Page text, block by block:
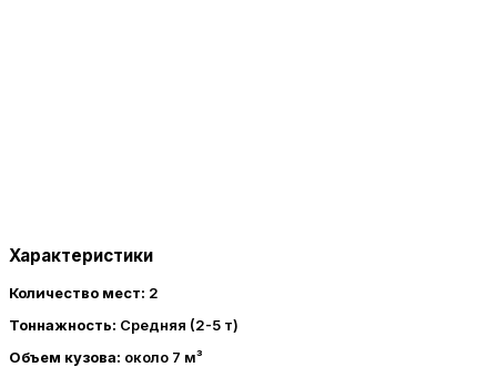
Характеристики
Количество мест: 2
Тоннажность: Средняя (2-5 т)
Объем кузова: около 7 м³